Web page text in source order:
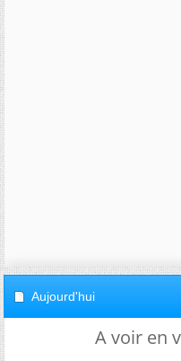
Aujourd'hui
A voir en